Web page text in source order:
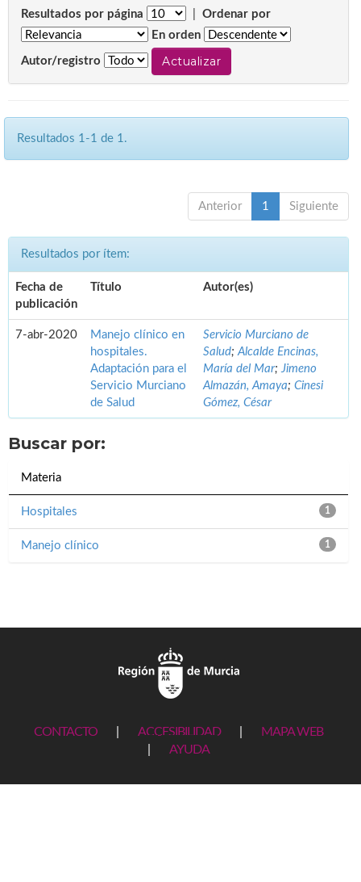
Resultados por página
Ordenar por
En orden
Autor/registro
Resultados 1-1 de 1.
Anterior 1 Siguiente
Resultados por ítem:
Fecha de
publicación
Título Autor(es)
7-abr-2020
Manejo clínico en
hospitales.
Adaptación para el
Servicio Murciano
de Salud
Servicio Murciano de
Salud;Alcalde Encinas,
María del Mar;Jimeno
Almazán, Amaya; Cinesi
Gómez, César
Buscar por:
Materia
1
Hospitales
1
Manejo clínico
CONTACTO ACCESIBILIDAD
MAPA WEB
AYUDA